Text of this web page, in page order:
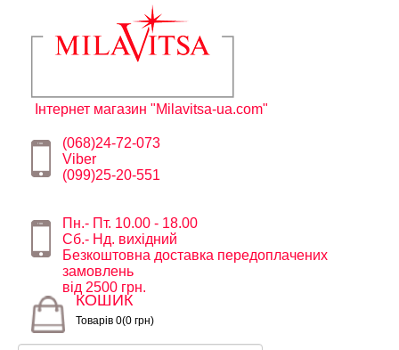
Інтернет магазин "Milavitsa-ua.com"
(068)24-72-073
Viber
(099)25-20-551
Пн.- Пт. 10.00 - 18.00
Сб.- Нд. вихідний
Безкоштовна доставка передоплачених
замовлень
від 2500 грн.
КОШИК
Товарів 0(0 грн)